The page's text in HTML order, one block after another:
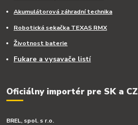
Akumulátorová záhradní technika
Robotická sekačka TEXAS RMX
Životnost baterie
Fukare a vysavače listí
Oficiálny importér pre SK a CZ
BREL, spol. s r.o.